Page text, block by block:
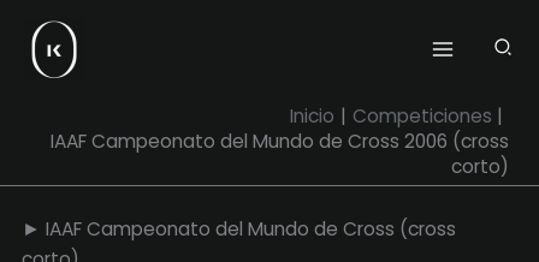
contenido
Inicio
Competiciones
IAAF Campeonato del Mundo de Cross 2006 (cross
corto)
► IAAF Campeonato del Mundo de Cross (cross